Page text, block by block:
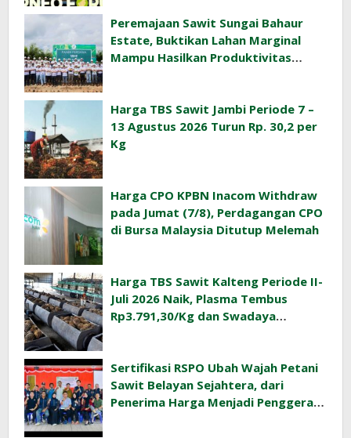
Peremajaan Sawit Sungai Bahaur
Estate, Buktikan Lahan Marginal
Mampu Hasilkan Produktivitas
Harga TBS Sawit Jambi Periode 7 –
13 Agustus 2026 Turun Rp. 30,2 per
Kg
Harga CPO KPBN Inacom Withdraw
pada Jumat (7/8), Perdagangan CPO
di Bursa Malaysia Ditutup Melemah
Harga TBS Sawit Kalteng Periode II-
Juli 2026 Naik, Plasma Tembus
Rp3.791,30/Kg dan Swadaya
Sertifikasi RSPO Ubah Wajah Petani
Sawit Belayan Sejahtera, dari
Penerima Harga Menjadi Penggerak